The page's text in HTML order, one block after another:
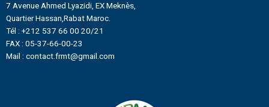
7 Avenue Ahmed Lyazidi, EX Meknès,
Quartier Hassan,Rabat Maroc.
Tél : +212 537 66 00 20/21
FAX : 05-37-66-00-23
Mail : contact.frmt@gmail.com